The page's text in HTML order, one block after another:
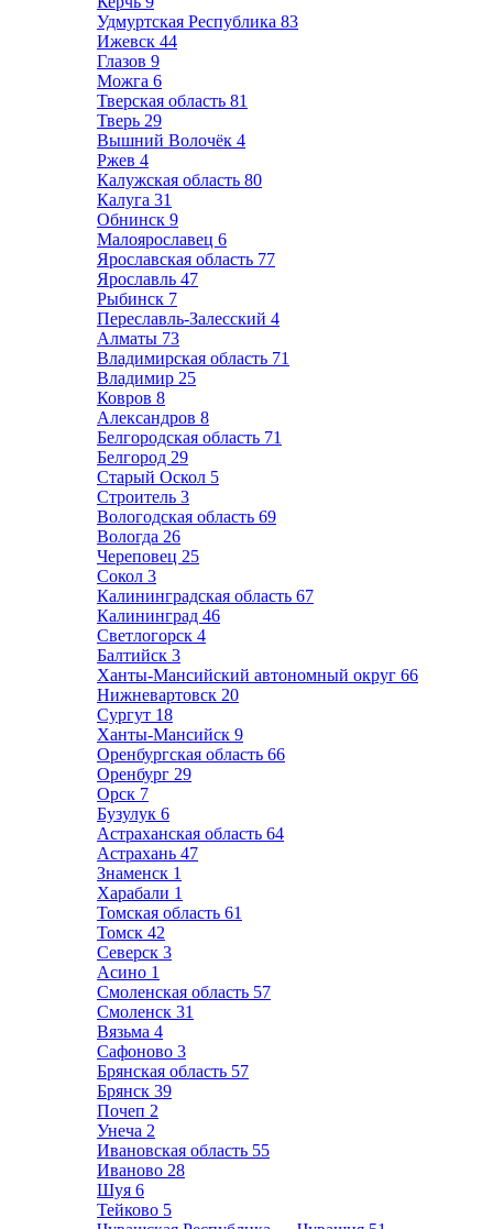
Удмуртская Республика 83
Ижевск 44
Глазов 9
Можга 6
Тверская область 81
Тверь 29
Вышний Волочёк 4
Ржев 4
Калужская область 80
Калуга 31
Обнинск 9
Малоярославец 6
Ярославская область 77
Ярославль 47
Рыбинск 7
Переславль-Залесский 4
Алматы 73
Владимирская область 71
Владимир 25
Ковров 8
Александров 8
Белгородская область 71
Белгород 29
Старый Оскол 5
Строитель 3
Вологодская область 69
Вологда 26
Череповец 25
Сокол 3
Калининградская область 67
Калининград 46
Светлогорск 4
Балтийск 3
Ханты-Мансийский автономный округ 66
Нижневартовск 20
Сургут 18
Ханты-Мансийск 9
Оренбургская область 66
Оренбург 29
Орск 7
Бузулук 6
Астраханская область 64
Астрахань 47
Знаменск 1
Харабали 1
Томская область 61
Томск 42
Северск 3
Асино 1
Смоленская область 57
Смоленск 31
Вязьма 4
Сафоново 3
Брянская область 57
Брянск 39
Почеп 2
Унеча 2
Ивановская область 55
Иваново 28
Шуя 6
Тейково 5